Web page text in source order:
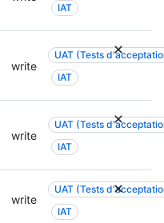
a
r
t
IAT
s
i
e
a
o
r
write
UAT (Tests
IAT
write
UAT (Tests
IAT
write
UAT (Tests
IAT